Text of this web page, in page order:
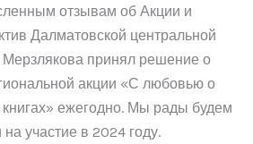
отзывам об Акции и
Далматовской центральной
Мерзлякова принял решение о
акции «С любовью о
ежегодно. Мы рады будем
участие в 2024 году.